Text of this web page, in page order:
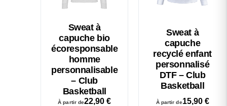
Sweat à
capuche bio
écoresponsable
homme
personnalisable
– Club
Basketball
À partir de22,90€
Sweat à
capuche
recyclé enfant
personnalisé
DTF – Club
Basketball
À partir de15,90 €